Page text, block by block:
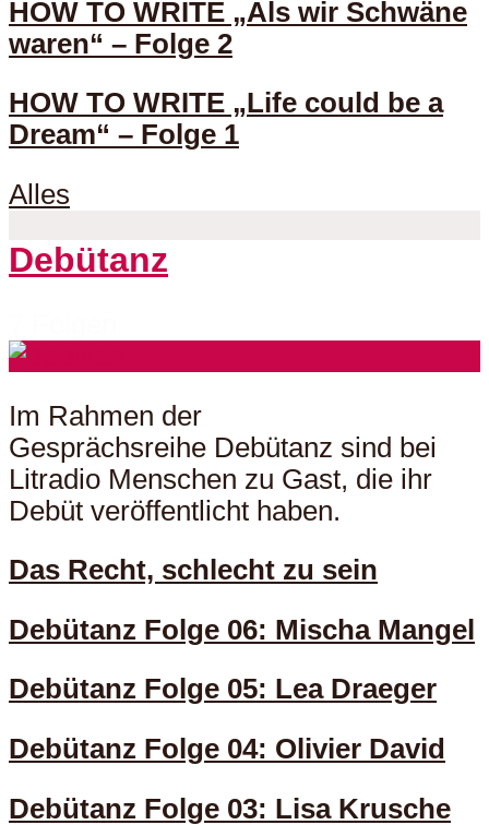
HOW TO WRITE „Als wir Schwäne
waren“ – Folge 2
HOW TO WRITE „Life could be a
Dream“ – Folge 1
Alles
Debütanz
Im Rahmen der
Gesprächsreihe Debütanz sind bei
Litradio Menschen zu Gast, die ihr
Debüt veröffentlicht haben.
Das Recht, schlecht zu sein
Debütanz Folge 06: Mischa Mangel
Debütanz Folge 05: Lea Draeger
Debütanz Folge 04: Olivier David
Debütanz Folge 03: Lisa Krusche